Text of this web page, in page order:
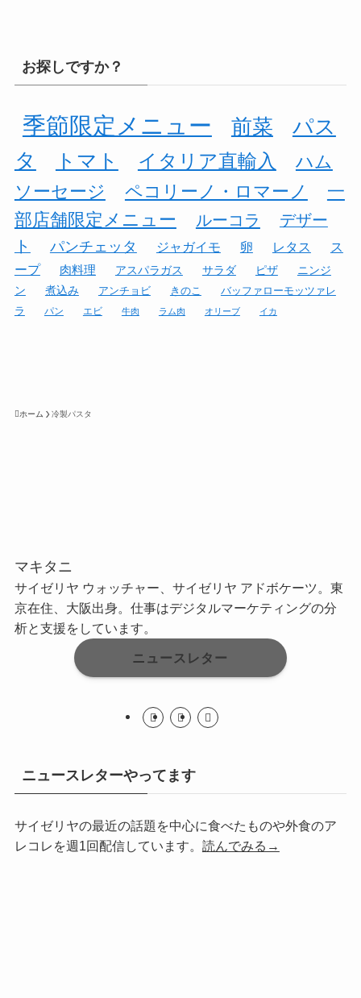
お探しですか？
季節限定メニュー 前菜
パス
タ
トマト イタリア直輸入
ハム
ソーセージ
ペコリーノ・ロマーノ
一
部店舗限定メニュー
ルーコラ
デザー
ト
パンチェッタ ジャガイモ 卵 レタス
ス
ープ
肉料理 アスパラガス サラダ ピザ
ニンジ
ン
煮込み アンチョビ きのこ
バッファローモッツァレ
ラ
パン エビ 牛肉 ラム肉 オリーブ イカ
ホーム 冷製パスタ
マキタニ
サイゼリヤ ウォッチャー、サイゼリヤ アドボケーツ。東
京在住、大阪出身。仕事はデジタルマーケティングの分
析と支援をしています。
ニュースレター
ニュースレターやってます
サイゼリヤの最近の話題を中心に食べたものや外食のア
レコレを週1回配信しています。 読んでみる→